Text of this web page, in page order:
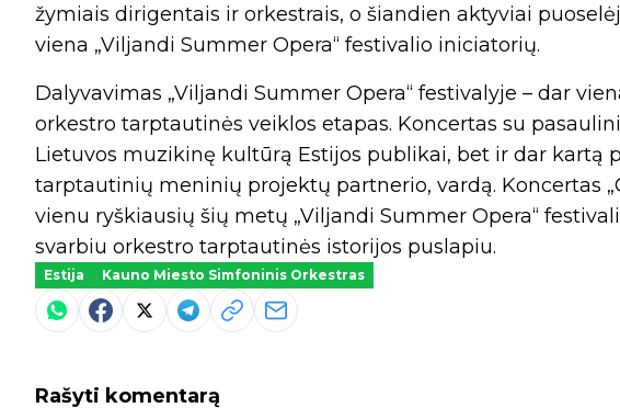
žymiais dirigentais ir orkestrais, o šiandien aktyviai
viena „Viljandi Summer Opera“ festivalio iniciatorių.
Dalyvavimas „Viljandi Summer Opera“ festivalyje – dar
orkestro tarptautinės veiklos etapas. Koncertas su
Lietuvos muzikinę kultūrą Estijos publikai, bet ir dar kartą
tarptautinių meninių projektų partnerio, vardą. Koncertas
vienu ryškiausių šių metų „Viljandi Summer Opera“
svarbiu orkestro tarptautinės istorijos puslapiu.
Estija Kauno Miesto Simfoninis Orkestras
Rašyti komentarą